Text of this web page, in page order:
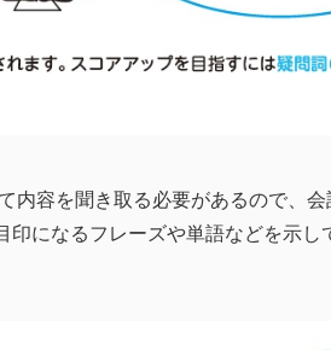
内容を聞き取る必要があるので、
になるフレーズや単語などを示し